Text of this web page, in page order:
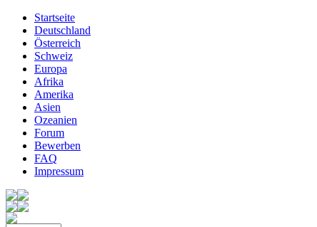
Startseite
Deutschland
Österreich
Schweiz
Europa
Afrika
Amerika
Asien
Ozeanien
Forum
Bewerben
FAQ
Impressum